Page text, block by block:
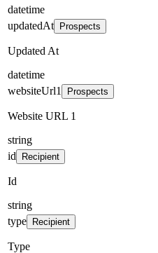
datetime
updatedAt
Prospects
Updated At
datetime
websiteUrl1
Prospects
Website URL 1
string
id
Recipient
Id
string
type
Recipient
Type